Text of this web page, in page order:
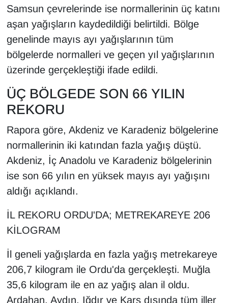
Samsun çevrelerinde ise normallerinin üç katını
aşan yağışların kaydedildiği belirtildi. Bölge
genelinde mayıs ayı yağışlarının tüm
bölgelerde normalleri ve geçen yıl yağışlarının
üzerinde gerçekleştiği ifade edildi.
ÜÇ BÖLGEDE SON 66 YILIN
REKORU
Rapora göre, Akdeniz ve Karadeniz bölgelerine
normallerinin iki katından fazla yağış düştü.
Akdeniz, İç Anadolu ve Karadeniz bölgelerinin
ise son 66 yılın en yüksek mayıs ayı yağışını
aldığı açıklandı.
İL REKORU ORDU'DA; METREKAREYE 206
KİLOGRAM
İl geneli yağışlarda en fazla yağış metrekareye
206,7 kilogram ile Ordu'da gerçekleşti. Muğla
35,6 kilogram ile en az yağış alan il oldu.
Ardahan, Aydın, Iğdır ve Kars dışında tüm iller
VAN'DA SPOR
Vasıta
YAŞAM
YEREL